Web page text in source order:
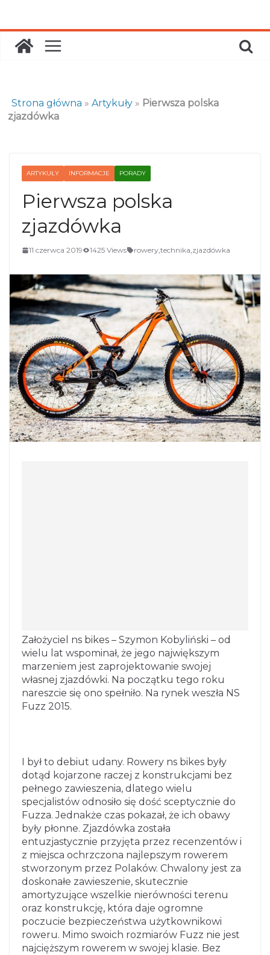
content
Strona główna »Artykuły » Pierwsza polska
zjazdówka
ARTYKUŁY INFORMACJE PORADY
Pierwsza polska
zjazdówka
11 czerwca 2019 1425 Views rowery,technika,zjazdówka
Założyciel ns bikes – Szymon Kobyliński – od
wielu lat wspominał, że jego największym
marzeniem jest zaprojektowanie swojej
własnej zjazdówki. Na początku tego roku
nareszcie się ono spełniło. Na rynek weszła NS
Fuzz 2015.
I był to debiut udany. Rowery ns bikes były
dotąd kojarzone raczej z konstrukcjami bez
pełnego zawieszenia, dlatego wielu
specjalistów odnosiło się dość sceptycznie do
Fuzza. Jednakże czas pokazał, że ich obawy
były płonne. Zjazdówka została
entuzjastycznie przyjęta przez recenzentów i
z miejsca ochrzczona najlepszym rowerem
stworzonym przez Polaków. Chwalony jest za
doskonałe zawieszenie, skutecznie
amortyzujące wszelkie nierówności terenu
oraz konstrukcję, która daje ogromne
poczucie bezpieczeństwa użytkownikowi
roweru. Mimo swoich rozmiarów Fuzz nie jest
najcięższym rowerem w swojej klasie. Bez